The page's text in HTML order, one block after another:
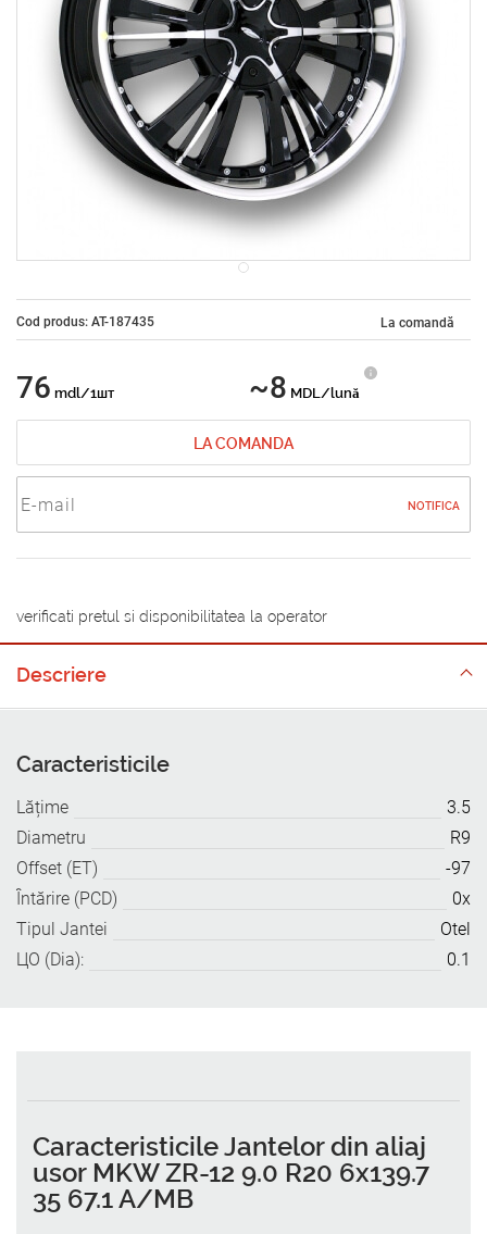
Cod produs: AT-187435 La comandă
76 mdl/1шт ~8 MDL/lună
LA COMANDA
NOTIFICA
verificati pretul si disponibilitatea la operator
Descriere
Caracteristicile
Lățime
3.5
Diametru
R9
Offset (ET)
-97
Întărire (PCD)
0x
Tipul Jantei
Otel
ЦО (Dia):
0.1
Caracteristicile Jantelor din aliaj
usor MKW ZR-12 9.0 R20 6x139.7
35 67.1 A/MB